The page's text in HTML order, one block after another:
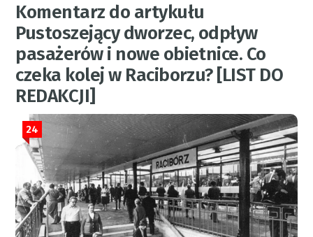
Komentarz do artykułu
Pustoszejący dworzec, odpływ
pasażerów i nowe obietnice. Co
czeka kolej w Raciborzu? [LIST DO
REDAKCJI]
24